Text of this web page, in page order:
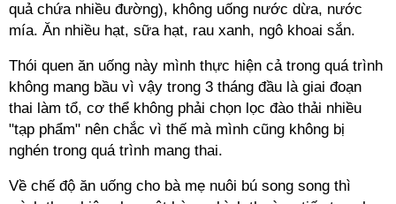
quả chứa nhiều đường), không uống nước dừa, nước
mía. Ăn nhiều hạt, sữa hạt, rau xanh, ngô khoai sắn.
Thói quen ăn uống này mình thực hiện cả trong quá trình
không mang bầu vì vậy trong 3 tháng đầu là giai đoạn
thai làm tổ, cơ thể không phải chọn lọc đào thải nhiều
"tạp phẩm" nên chắc vì thế mà mình cũng không bị
nghén trong quá trình mang thai.
Về chế độ ăn uống cho bà mẹ nuôi bú song song thì